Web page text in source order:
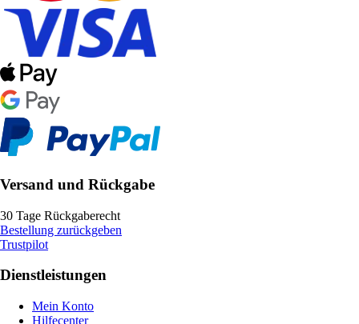
Versand und Rückgabe
30 Tage Rückgaberecht
Bestellung zurückgeben
Trustpilot
Dienstleistungen
Mein Konto
Hilfecenter